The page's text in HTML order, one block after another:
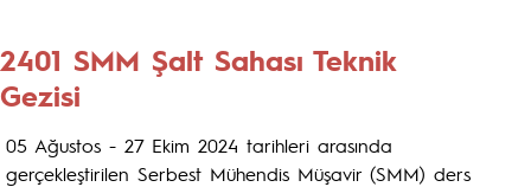
2401 SMM Şalt Sahası Teknik
Gezisi
05 Ağustos - 27 Ekim 2024 tarihleri arasında
gerçekleştirilen Serbest Mühendis Müşavir (SMM) ders